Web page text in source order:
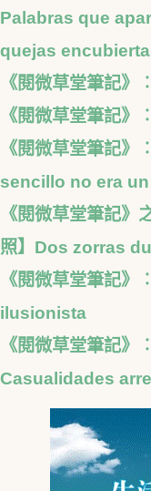
Palabras que
quejas
《閱微草堂筆記》
《閱微草堂筆記》
《閱微草堂筆記
sencillo no era
《閱微草堂筆記》
照】Dos zorras
《閱微草堂筆記
ilusionista
《閱微草堂筆記》
Casualidades